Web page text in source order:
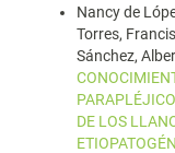
Nancy de
Torres,
Sánchez,
DE LOS